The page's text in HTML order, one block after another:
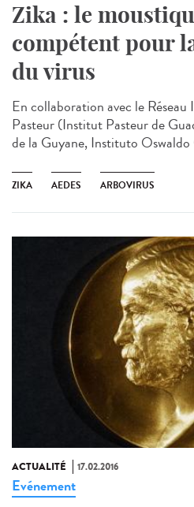
Zika : le
compétent pour
du virus
En collaboration avec le
Pasteur (Institut Pasteur de
de la Guyane, Instituto
ZIKA AEDES ARBOVIRUS
ACTUALITÉ 17.02.2016
Evénement